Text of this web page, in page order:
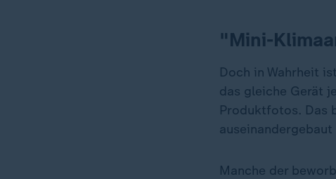
"Mini-
Doch in Wahrheit
das gleiche Gerät
Produktfotos. Das
Manche der